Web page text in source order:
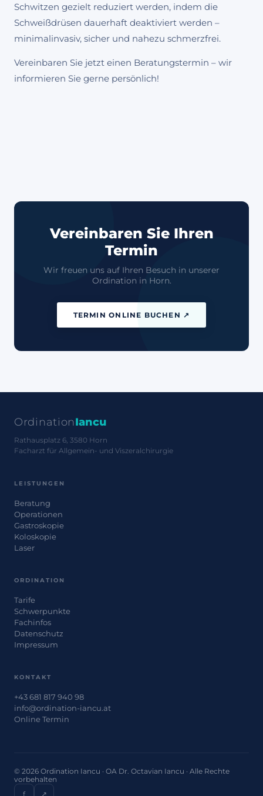
Schwitzen gezielt reduziert werden, indem die
Schweißdrüsen dauerhaft deaktiviert werden –
minimalinvasiv, sicher und nahezu schmerzfrei.
Vereinbaren Sie jetzt einen Beratungstermin – wir
informieren Sie gerne persönlich!
Vereinbaren Sie Ihren
Termin
Wir freuen uns auf Ihren Besuch in unserer
Ordination in Horn.
TERMIN ONLINE BUCHEN ↗
OrdinationIancu
Rathausplatz 6, 3580 Horn
Facharzt für Allgemein- und Viszeralchirurgie
LEISTUNGEN
Beratung
Operationen
Gastroskopie
Koloskopie
Laser
ORDINATION
Tarife
Schwerpunkte
Fachinfos
Datenschutz
Impressum
KONTAKT
+43 681 817 940 98
info@ordination-iancu.at
Online Termin
© 2026 Ordination Iancu · OA Dr. Octavian Iancu · Alle Rechte
vorbehalten
f ↗